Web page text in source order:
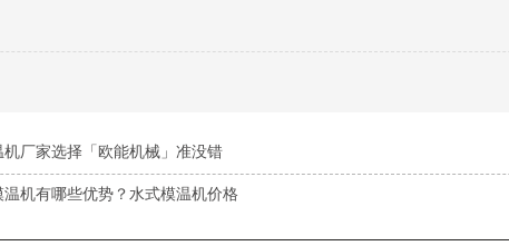
机厂家选择「欧能机械」准没错
温机有哪些优势？水式模温机价格